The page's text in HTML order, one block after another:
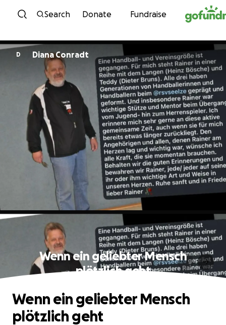
Skip to content
Search Donate Fundraise
D Diana Conradt
Wenn ein geliebter Mensch
plötzlich geht
Wenn ein geliebter Mensch
plötzlich geht